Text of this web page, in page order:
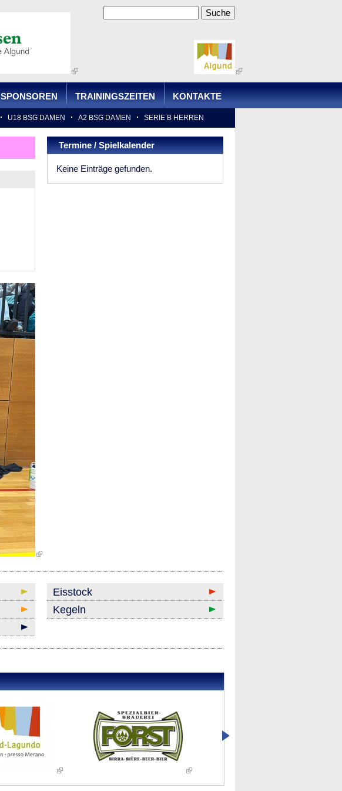
SPONSOREN TRAININGSZEITEN KONTAKTE
U18 BSG DAMEN A2 BSG DAMEN SERIE B HERREN
Termine / Spielkalender
Keine Einträge gefunden.
Eisstock
Kegeln